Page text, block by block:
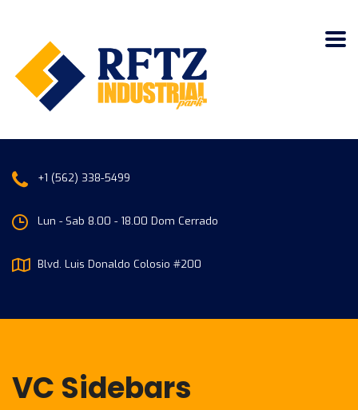
+1 (562) 338-5499
Lun - Sab 8.00 - 18.00 Dom Cerrado
Blvd. Luis Donaldo Colosio #200
VC Sidebars